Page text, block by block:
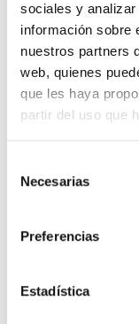
sociales y
información sobre
nuestros partners
web, quienes
que les haya
partir del uso que
Necesarias
Preferencias
Estadística